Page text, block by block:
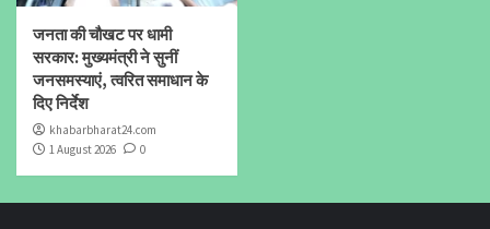
जनता की चौखट पर धामी
सरकार: मुख्यमंत्री ने सुनीं
जनसमस्याएं, त्वरित समाधान के
दिए निर्देश
khabarbharat24.com
1 August 2026
0